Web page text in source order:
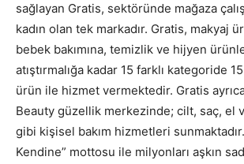
sağlayan Gratis, sektöründe mağaza
kadın olan tek markadır. Gratis, makyaj
bebek bakımına, temizlik ve hijyen
atıştırmalığa kadar 15 farklı kategoride
ürün ile hizmet vermektedir. Gratis ayrıca
Beauty güzellik merkezinde; cilt, saç, el
gibi kişisel bakım hizmetleri
Kendine” mottosu ile milyonları aşkın